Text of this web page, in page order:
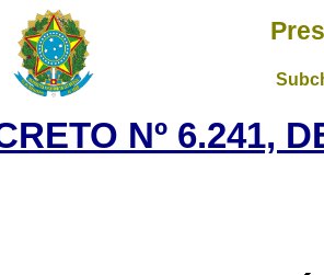
Nº 6.241,